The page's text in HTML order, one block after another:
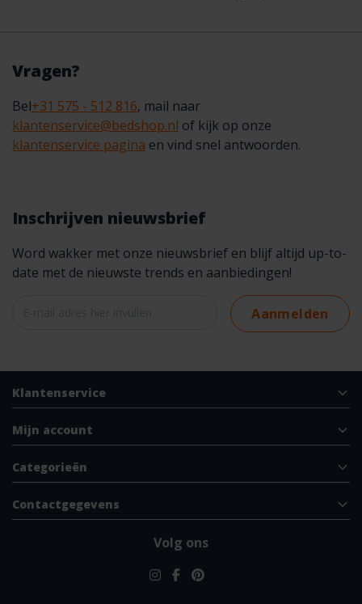
Vragen?
Bel+31 575 - 512 816, mail naar
klantenservice@bedshop.nl of kijk op onze
klantenservice pagina en vind snel antwoorden.
Inschrijven nieuwsbrief
Word wakker met onze nieuwsbrief en blijf altijd up-to-
date met de nieuwste trends en aanbiedingen!
Aanmelden
Klantenservice
Mijn account
Categorieën
Contactgegevens
Volg ons